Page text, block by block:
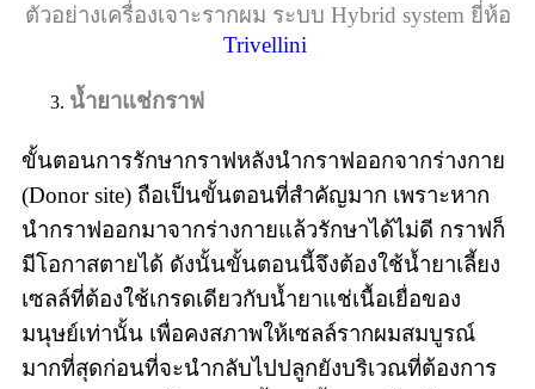
ตัวอย่างเครื่องเจาะรากผม ระบบ Hybrid system ยี่ห้อ
Trivellini
น้ำยาแช่กราฟ
ขั้นตอนการรักษากราฟหลังนำกราฟออกจากร่างกาย
(Donor site) ถือเป็นขั้นตอนที่สำคัญมาก เพราะหาก
นำกราฟออกมาจากร่างกายแล้วรักษาได้ไม่ดี กราฟก็
มีโอกาสตายได้ ดังนั้นขั้นตอนนี้จึงต้องใช้น้ำยาเลี้ยง
เซลล์ที่ต้องใช้เกรดเดียวกับน้ำยาแช่เนื้อเยื่อของ
มนุษย์เท่านั้น เพื่อคงสภาพให้เซลล์รากผมสมบูรณ์
มากที่สุดก่อนที่จะนำกลับไปปลูกยังบริเวณที่ต้องการ